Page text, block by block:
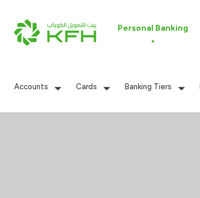
Personal Banking
Accounts Cards Banking Tiers